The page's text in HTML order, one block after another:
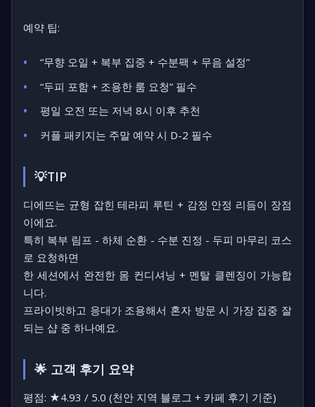
예약 팁:
“무향 오일 + 복부 집중 + 수분팩 + 무음 설정”
“두피 포함 + 조용한 룸 요청” 필수
평일 오전 또는 저녁 8시 이후 추천
커플 패키지는 주말 예약 시 D-2 필수
💡TIP
디에뜨는 균형 잡힌 테라피 루틴 + 감정 안정 리듬이 장점
이에요.
특히 복부 림프 - 하체 순환 - 수분 진정 - 두피 마무리 코스
로 요청하면
한 세션에서 완전한 몸 컨디셔닝 + 멘탈 클렌징이 가능합
니다.
프라이빗하고 응대가 조용해서 혼자 방문 시 가장 집중 잘
되는 샵 중 하나예요.
🌟 고객 후기 요약
평점: ★4.93 / 5.0 (천안 지역 블로그 + 카페 후기 기준)